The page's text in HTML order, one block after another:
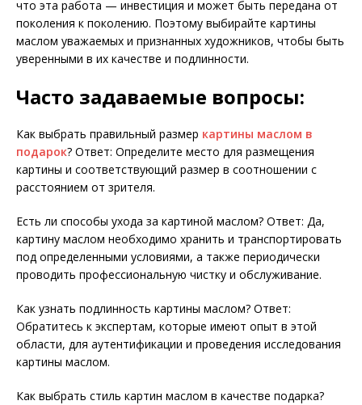
что эта работа — инвестиция и может быть передана от
поколения к поколению. Поэтому выбирайте картины
маслом уважаемых и признанных художников, чтобы быть
уверенными в их качестве и подлинности.
Часто задаваемые вопросы:
Как выбрать правильный размер картины маслом в
подарок? Ответ: Определите место для размещения
картины и соответствующий размер в соотношении с
расстоянием от зрителя.
Есть ли способы ухода за картиной маслом? Ответ: Да,
картину маслом необходимо хранить и транспортировать
под определенными условиями, а также периодически
проводить профессиональную чистку и обслуживание.
Как узнать подлинность картины маслом? Ответ:
Обратитесь к экспертам, которые имеют опыт в этой
области, для аутентификации и проведения исследования
картины маслом.
Как выбрать стиль картин маслом в качестве подарка?